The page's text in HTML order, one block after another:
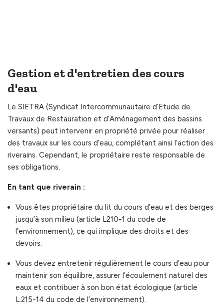
Gestion et d'entretien des cours
d'eau
Le SIETRA (Syndicat Intercommunautaire d’Etude de
Travaux de Restauration et d’Aménagement des bassins
versants) peut intervenir en propriété privée pour réaliser
des travaux sur les cours d’eau, complétant ainsi l’action des
riverains. Cependant, le propriétaire reste responsable de
ses obligations.
En tant que riverain :
Vous êtes propriétaire du lit du cours d’eau et des berges
jusqu’à son milieu (article L210-1 du code de
l’environnement), ce qui implique des droits et des
devoirs.
Vous devez entretenir régulièrement le cours d’eau pour
maintenir son équilibre, assurer l’écoulement naturel des
eaux et contribuer à son bon état écologique (article
L.215-14 du code de l’environnement).